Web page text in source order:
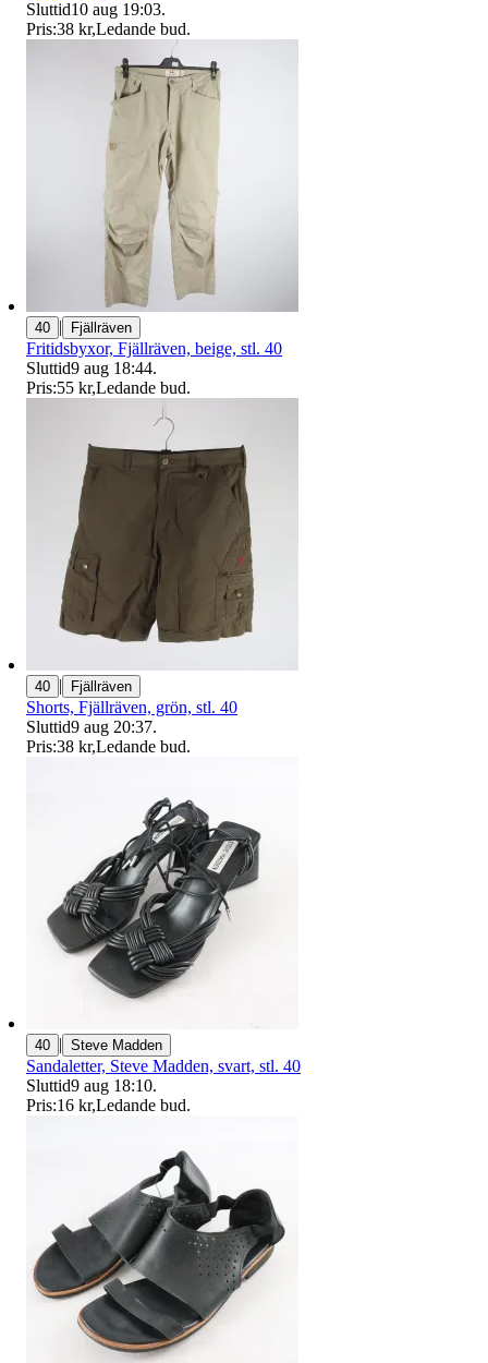
Sluttid10 aug 19:03.
Pris:38 kr,Ledande bud.
40 | Fjällräven
Fritidsbyxor, Fjällräven, beige, stl. 40
Sluttid9 aug 18:44.
Pris:55 kr,Ledande bud.
40 | Fjällräven
Shorts, Fjällräven, grön, stl. 40
Sluttid9 aug 20:37.
Pris:38 kr,Ledande bud.
40 | Steve Madden
Sandaletter, Steve Madden, svart, stl. 40
Sluttid9 aug 18:10.
Pris:16 kr,Ledande bud.